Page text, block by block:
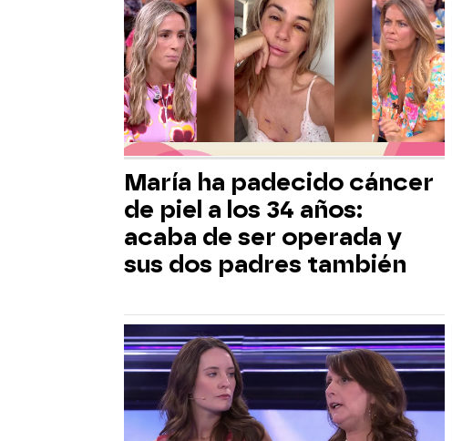
María ha padecido cáncer
de piel a los 34 años:
acaba de ser operada y
sus dos padres también